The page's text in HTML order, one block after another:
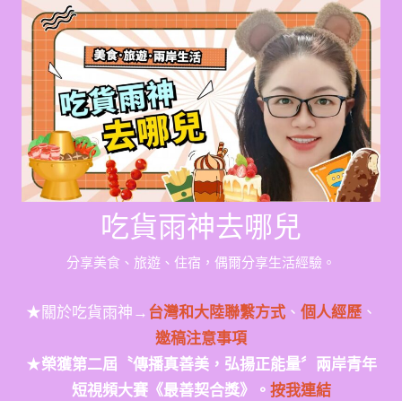
Skip
content
吃貨雨神去哪兒
分享美食、旅遊、住宿，偶爾分享生活經驗。
★關於吃貨雨神→台灣和大陸聯繫方式、 個人經歷、
邀稿注意事項
★榮獲第二屆〝傳播真善美，弘揚正能量〞兩岸青年
短視頻大賽《最善契合獎》。 按我連結